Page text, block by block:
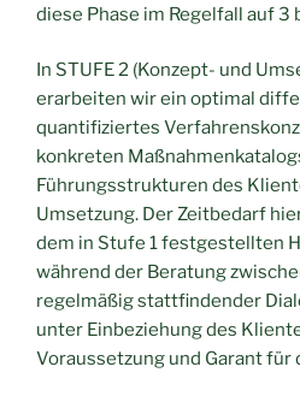
diese Phase im Regelfall auf 3
In STUFE 2 (Konzept- und
erarbeiten wir ein optimal
quantifiziertes
konkreten
Führungsstrukturen des
Umsetzung. Der Zeitbedarf
dem in Stufe 1 festgestellten
während der Beratung
regelmäßig stattfindender
unter Einbeziehung des
Voraussetzung und Garant